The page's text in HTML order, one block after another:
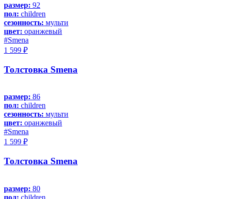
размер: 92
пол: children
сезонность: мульти
цвет: оранжевый
#Smena
1 599 ₽
Толстовка Smena
размер: 86
пол: children
сезонность: мульти
цвет: оранжевый
#Smena
1 599 ₽
Толстовка Smena
размер: 80
пол: children